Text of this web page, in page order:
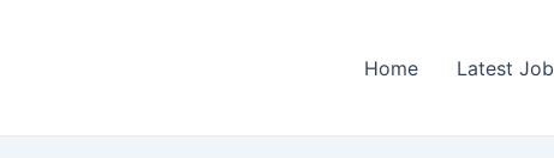
Home Latest Job